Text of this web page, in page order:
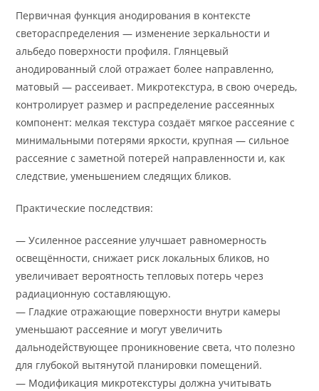
Первичная функция анодирования в контексте
светораспределения — изменение зеркальности и
альбедо поверхности профиля. Глянцевый
анодированный слой отражает более направленно,
матовый — рассеивает. Микротекстура, в свою очередь,
контролирует размер и распределение рассеянных
компонент: мелкая текстура создаёт мягкое рассеяние с
минимальными потерями яркости, крупная — сильное
рассеяние с заметной потерей направленности и, как
следствие, уменьшением следящих бликoв.
Практические последствия:
— Усиленное рассеяние улучшает равномерность
освещённости, снижает риск локальных бликов, но
увеличивает вероятность тепловых потерь через
радиационную составляющую.
— Гладкие отражающие поверхности внутри камеры
уменьшают рассеяние и могут увеличить
дальнодействующее проникновение света, что полезно
для глубокой вытянутой планировки помещений.
— Модификация микротекстуры должна учитывать